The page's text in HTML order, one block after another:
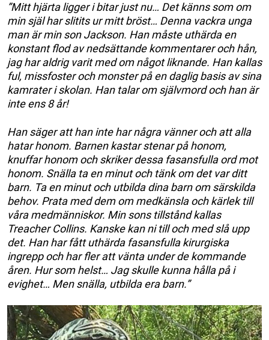
”Mitt hjärta ligger i bitar just nu… Det känns som om
min själ har slitits ur mitt bröst… Denna vackra unga
man är min son Jackson. Han måste uthärda en
konstant flod av nedsättande kommentarer och hån,
jag har aldrig varit med om något liknande. Han kallas
ful, missfoster och monster på en daglig basis av sina
kamrater i skolan. Han talar om självmord och han är
inte ens 8 år!
Han säger att han inte har några vänner och att alla
hatar honom. Barnen kastar stenar på honom,
knuffar honom och skriker dessa fasansfulla ord mot
honom. Snälla ta en minut och tänk om det var ditt
barn. Ta en minut och utbilda dina barn om särskilda
behov. Prata med dem om medkänsla och kärlek till
våra medmänniskor. Min sons tillstånd kallas
Treacher Collins. Kanske kan ni till och med slå upp
det. Han har fått uthärda fasansfulla kirurgiska
ingrepp och har fler att vänta under de kommande
åren. Hur som helst… Jag skulle kunna hålla på i
evighet… Men snälla, utbilda era barn.”